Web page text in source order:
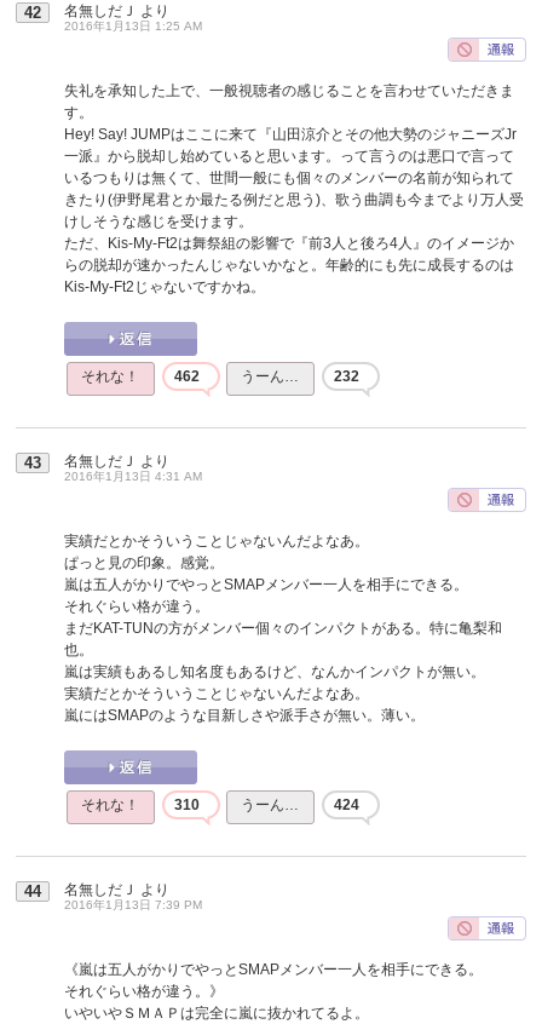
42 名無しだＪ より
2016年1月13日 1:25 AM
失礼を承知した上で、一般視聴者の感じることを言わせていただきま
す。
Hey! Say! JUMPはここに来て『山田涼介とその他大勢のジャニーズJr
一派』から脱却し始めていると思います。って言うのは悪口で言って
いるつもりは無くて、世間一般にも個々のメンバーの名前が知られて
きたり(伊野尾君とか最たる例だと思う)、歌う曲調も今までより万人受
けしそうな感じを受けます。
ただ、Kis-My-Ft2は舞祭組の影響で『前3人と後ろ4人』のイメージか
らの脱却が速かったんじゃないかなと。年齢的にも先に成長するのは
Kis-My-Ft2じゃないですかね。
それな！ 462 うーん… 232
43 名無しだＪ より
2016年1月13日 4:31 AM
実績だとかそういうことじゃないんだよなあ。
ぱっと見の印象。感覚。
嵐は五人がかりでやっとSMAPメンバー一人を相手にできる。
それぐらい格が違う。
まだKAT-TUNの方がメンバー個々のインパクトがある。特に亀梨和
也。
嵐は実績もあるし知名度もあるけど、なんかインパクトが無い。
実績だとかそういうことじゃないんだよなあ。
嵐にはSMAPのような目新しさや派手さが無い。薄い。
それな！ 310 うーん… 424
44 名無しだＪ より
2016年1月13日 7:39 PM
《嵐は五人がかりでやっとSMAPメンバー一人を相手にできる。
それぐらい格が違う。》
いやいやＳＭＡＰは完全に嵐に抜かれてるよ。